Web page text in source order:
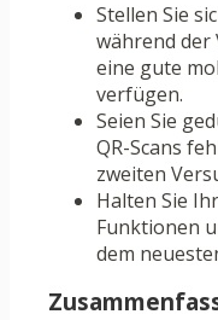
Stellen Sie
während der
eine gute
verfügen.
Seien Sie
QR-Scans
zweiten
Halten Sie
Funktionen
dem